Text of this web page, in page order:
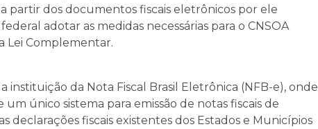
partir dos documentos fiscais eletrônicos por ele
adotar as medidas necessárias para o CNSOA
Lei Complementar.
instituição da Nota Fiscal Brasil Eletrônica (NFB-e), onde
um único sistema para emissão de notas fiscais de
declarações fiscais existentes dos Estados e Municípios